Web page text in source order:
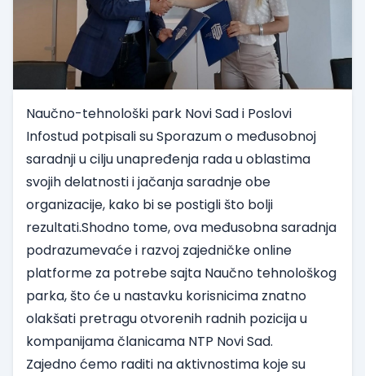
Naučno-tehnološki park Novi Sad i Poslovi
Infostud potpisali su Sporazum o međusobnoj
saradnji u cilju unapređenja rada u oblastima
svojih delatnosti i jačanja saradnje obe
organizacije, kako bi se postigli što bolji
rezultati.Shodno tome, ova međusobna saradnja
podrazumevaće i razvoj zajedničke online
platforme za potrebe sajta Naučno tehnološkog
parka, što će u nastavku korisnicima znatno
olakšati pretragu otvorenih radnih pozicija u
kompanijama članicama NTP Novi Sad.
Zajedno ćemo raditi na aktivnostima koje su